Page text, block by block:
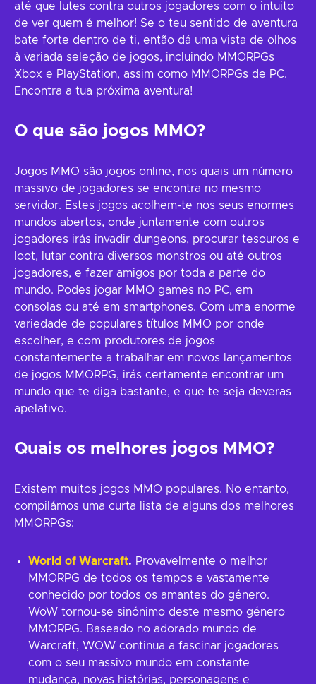
até que lutes contra outros jogadores com o intuito
de ver quem é melhor! Se o teu sentido de aventura
bate forte dentro de ti, então dá uma vista de olhos
à variada seleção de jogos, incluindo MMORPGs
Xbox e PlayStation, assim como MMORPGs de PC.
Encontra a tua próxima aventura!
O que são jogos MMO?
Jogos MMO são jogos online, nos quais um número
massivo de jogadores se encontra no mesmo
servidor. Estes jogos acolhem-te nos seus enormes
mundos abertos, onde juntamente com outros
jogadores irás invadir dungeons, procurar tesouros e
loot, lutar contra diversos monstros ou até outros
jogadores, e fazer amigos por toda a parte do
mundo. Podes jogar MMO games no PC, em
consolas ou até em smartphones. Com uma enorme
variedade de populares títulos MMO por onde
escolher, e com produtores de jogos
constantemente a trabalhar em novos lançamentos
de jogos MMORPG, irás certamente encontrar um
mundo que te diga bastante, e que te seja deveras
apelativo.
Quais os melhores jogos MMO?
Existem muitos jogos MMO populares. No entanto,
compilámos uma curta lista de alguns dos melhores
MMORPGs:
World of Warcraft. Provavelmente o melhor
MMORPG de todos os tempos e vastamente
conhecido por todos os amantes do género.
WoW tornou-se sinónimo deste mesmo género
MMORPG. Baseado no adorado mundo de
Warcraft, WOW continua a fascinar jogadores
com o seu massivo mundo em constante
mudança, novas histórias, personagens e